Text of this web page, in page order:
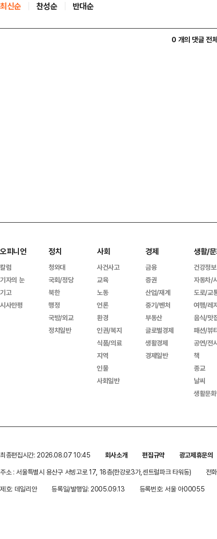
최신순 찬성순 반대순
0 개의 댓글 전
오피니언
칼럼
기자의 눈
기고
시사만평
정치
청와대
국회/정당
북한
행정
국방/외교
정치일반
사회
사건사고
교육
노동
언론
환경
인권/복지
식품/의료
지역
인물
사회일반
경제
금융
증권
산업/재계
중기/벤처
부동산
글로벌경제
생활경제
경제일반
생활/
건강정보
자동차/
도로/교
여행/레
음식/맛
패션/뷰
공연/전
책
종교
날씨
생활문
최종편집시간: 2026.08.07 10:45 회사소개 편집규약
광고제휴문의
주소 : 서울특별시 용산구 서빙고로 17, 18층(한강로3가,센트럴파크 타워동)
전
제호: 데일리안
등록일/발행일: 2005.09.13 등록번호: 서울 아00055